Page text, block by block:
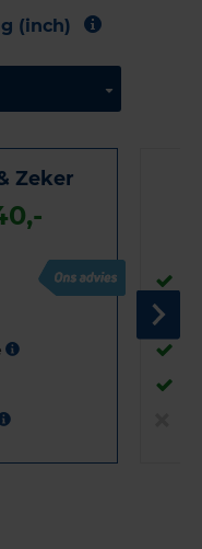
(inch)
Zeker